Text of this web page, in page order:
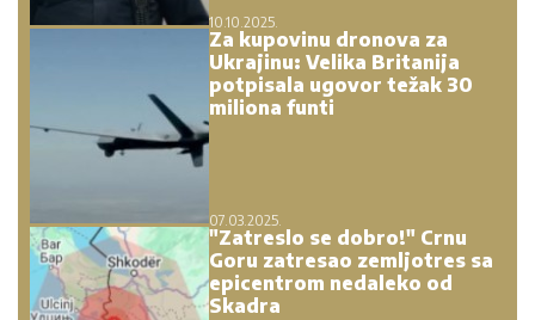
10.10.2025.
Za kupovinu dronova za
Ukrajinu: Velika Britanija
potpisala ugovor težak 30
miliona funti
07.03.2025.
"Zatreslo se dobro!" Crnu
Goru zatresao zemljotres sa
epicentrom nedaleko od
Skadra